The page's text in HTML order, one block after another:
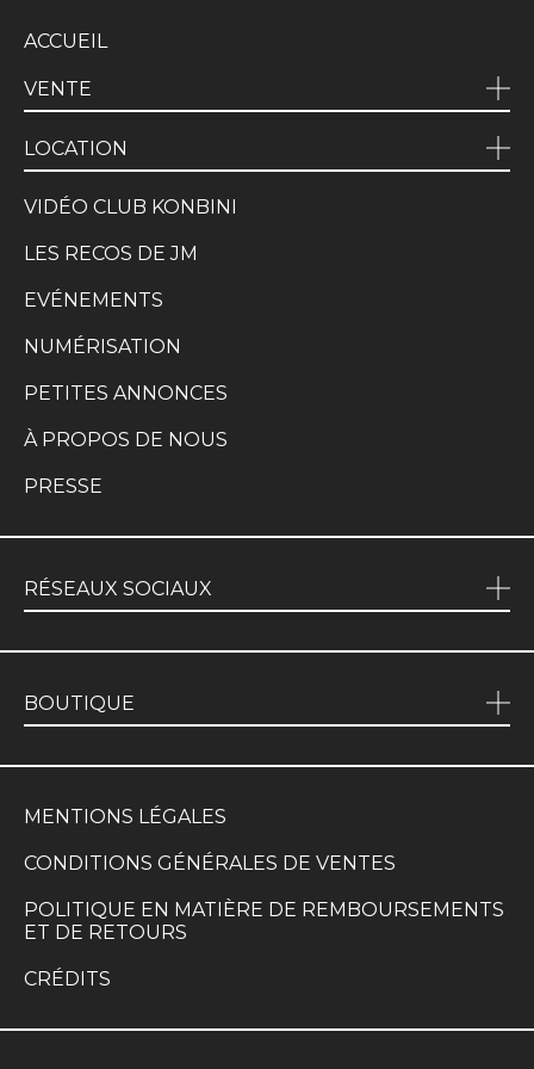
ACCUEIL
VENTE
LOCATION
VIDÉO CLUB KONBINI
LES RECOS DE JM
EVÉNEMENTS
NUMÉRISATION
PETITES ANNONCES
À PROPOS DE NOUS
PRESSE
RÉSEAUX SOCIAUX
BOUTIQUE
MENTIONS LÉGALES
CONDITIONS GÉNÉRALES DE VENTES
POLITIQUE EN MATIÈRE DE REMBOURSEMENTS
ET DE RETOURS
CRÉDITS